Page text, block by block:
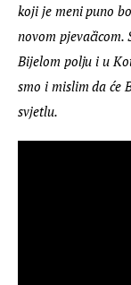
koji je meni puno
novom
Bijelom polju i u
smo i mislim da će
svjetlu.